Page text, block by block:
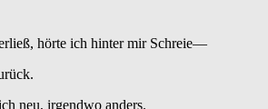
hörte ich hinter mir Schreie—
neu, irgendwo anders.